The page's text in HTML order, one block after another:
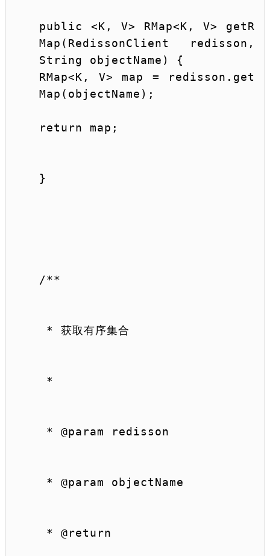
public <K, V> RMap<K, V> getR
String objectName) {
RMap<K, V> map = redisson.get
Map(objectName);
return map;
}
/**
* 获取有序集合
*
* @param redisson
* @param objectName
* @return